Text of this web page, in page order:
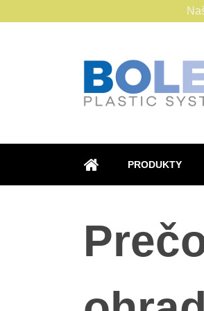
ÚVOD
PRODUKTY